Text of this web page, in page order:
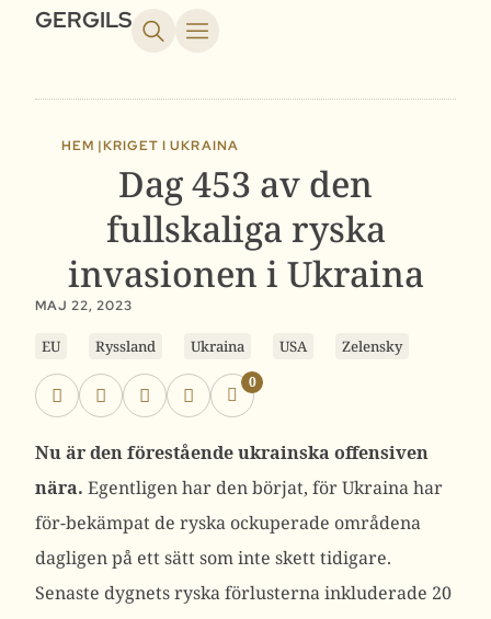
GERGILS
HEM |KRIGET I UKRAINA
Dag 453 av den
fullskaliga ryska
invasionen i Ukraina
MAJ 22, 2023
EU Ryssland Ukraina USA Zelensky
0
Nu är den förestående ukrainska offensiven
nära. Egentligen har den börjat, för Ukraina har
för-bekämpat de ryska ockuperade områdena
dagligen på ett sätt som inte skett tidigare.
Senaste dygnets ryska förlusterna inkluderade 20